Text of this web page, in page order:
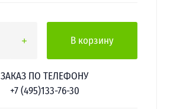
В корзину
ЗАКАЗ ПО ТЕЛЕФОНУ
+7 (495)133-76-30